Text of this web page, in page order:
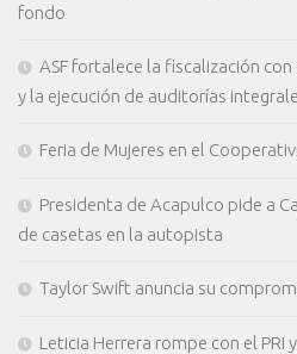
fondo
ASF fortalece la fiscalización
y la ejecución de auditorías
Feria de Mujeres en el
Presidenta de Acapulco pide a
de casetas en la autopista
Taylor Swift anuncia su
Leticia Herrera rompe con el PRI